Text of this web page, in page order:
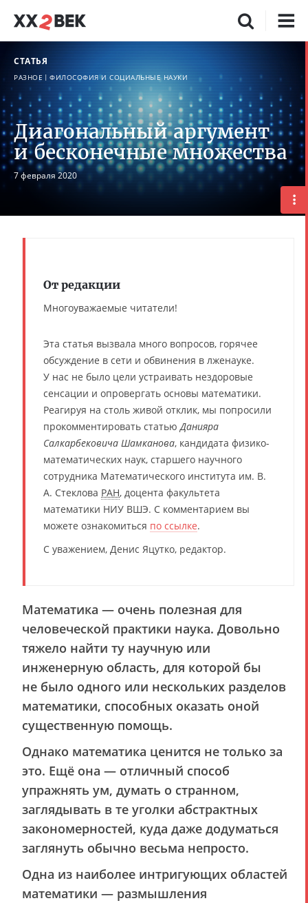
СТАТЬЯ
РАЗНОЕ ФИЛОСОФИЯ И СОЦИАЛЬНЫЕ НАУКИ
Диагональный аргумент
и бесконечные множества
7 февраля 2020
От редакции
Многоуважаемые читатели!
Эта статья вызвала много вопросов, горячее
обсуждение в сети и обвинения в лженауке.
У нас не было цели устраивать нездоровые
сенсации и опровергать основы математики.
Реагируя на столь живой отклик, мы попросили
прокомментировать статью Данияра
Салкарбековича Шамканова, кандидата физико-
математических наук, старшего научного
сотрудника Математического института им. В.
А. Стеклова РАН, доцента факультета
математики НИУ ВШЭ. С комментарием вы
можете ознакомиться по ссылке.
С уважением, Денис Яцутко, редактор.
Математика — очень полезная для
человеческой практики наука. Довольно
тяжело найти ту научную или
инженерную область, для которой бы
не было одного или нескольких разделов
математики, способных оказать оной
существенную помощь.
Однако математика ценится не только за
это. Ещё она — отличный способ
упражнять ум, думать о странном,
заглядывать в те уголки абстрактных
закономерностей, куда даже додуматься
заглянуть обычно весьма непросто.
Одна из наиболее интригующих областей
математики — размышления